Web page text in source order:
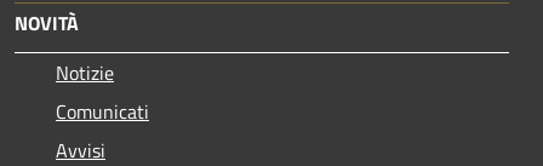
NOVITÀ
Notizie
Comunicati
Avvisi